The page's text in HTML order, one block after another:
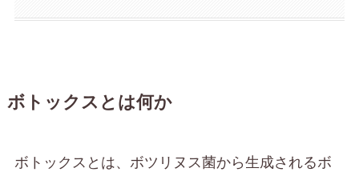
ボトックスとは何か
ボトックスとは、ボツリヌス菌から生成されるボ